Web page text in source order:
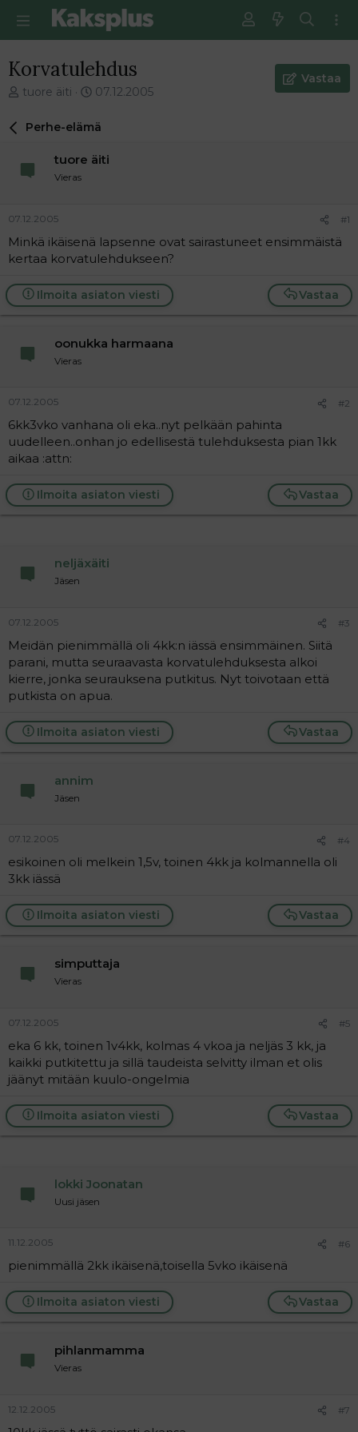
Korvatulehdus
V
e
i
t
u
n
l
o
i
t
a
tuore äiti
E
s
m
m
n
v
e
s
t
07.12.2005
Vastaa
Perhe-elämä
tuore äiti
Vieras
07.12.2005 #1
Minkä ikäisenä lapsenne ovat sairastuneet ensimmäistä
kertaa korvatulehdukseen?
Vastaa
Ilmoita asiaton viesti
oonukka harmaana
Vieras
07.12.2005 #2
6kk3vko vanhana oli eka..nyt pelkään pahinta
uudelleen..onhan jo edellisestä tulehduksesta pian 1kk
aikaa :attn:
Vastaa
Ilmoita asiaton viesti
neljäxäiti
Jäsen
07.12.2005 #3
Meidän pienimmällä oli 4kk:n iässä ensimmäinen. Siitä
parani, mutta seuraavasta korvatulehduksesta alkoi
kierre, jonka seurauksena putkitus. Nyt toivotaan että
putkista on apua.
Vastaa
Ilmoita asiaton viesti
annim
Jäsen
07.12.2005 #4
esikoinen oli melkein 1,5v, toinen 4kk ja kolmannella oli
3kk iässä
Vastaa
Ilmoita asiaton viesti
simputtaja
Vieras
07.12.2005 #5
eka 6 kk, toinen 1v4kk, kolmas 4 vkoa ja neljäs 3 kk, ja
kaikki putkitettu ja sillä taudeista selvitty ilman et olis
jäänyt mitään kuulo-ongelmia
Vastaa
Ilmoita asiaton viesti
lokki Joonatan
Uusi jäsen
11.12.2005 #6
pienimmällä 2kk ikäisenä,toisella 5vko ikäisenä
Vastaa
Ilmoita asiaton viesti
pihlanmamma
Vieras
12.12.2005 #7